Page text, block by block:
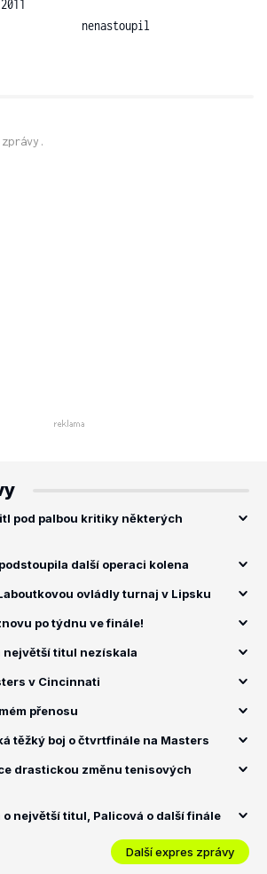
nenastoupil
zprávy.
pod palbou kritiky některých
další operaci kolena
ovládly turnaj v Lipsku
po týdnu ve finále!
největší titul nezískala
v Cincinnati
přenosu
těžký boj o čtvrtfinále na Masters
drastickou změnu tenisových
největší titul, Palicová o další finále
Další expres zprávy